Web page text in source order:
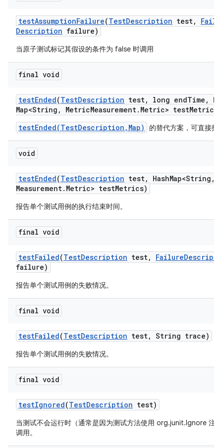
testAssumptionFailure(TestDescription test,
Description failure)
当原子测试标记其假设的条件为 false 时调用
final void
testEnded(TestDescription test, long endTime ,
Map<String , MetricMeasurement. Metric> testMetrics)
testEnded(TestDescription,Map)
的替代方案，可直接指
void
testEnded(TestDescription test, HashMap<String ,
Measurement. Metric> testMetrics)
报告单个测试用例的执行结束时间。
final void
testFailed(TestDescription test, Failure
failure)
报告单个测试用例的失败情况。
final void
testFailed(TestDescription test, String trace)
报告单个测试用例的失败情况。
final void
testIgnored(TestDescription test)
当测试不会运行时（通常是因为测试方法使用 org.junit.Ignore 注
调用。